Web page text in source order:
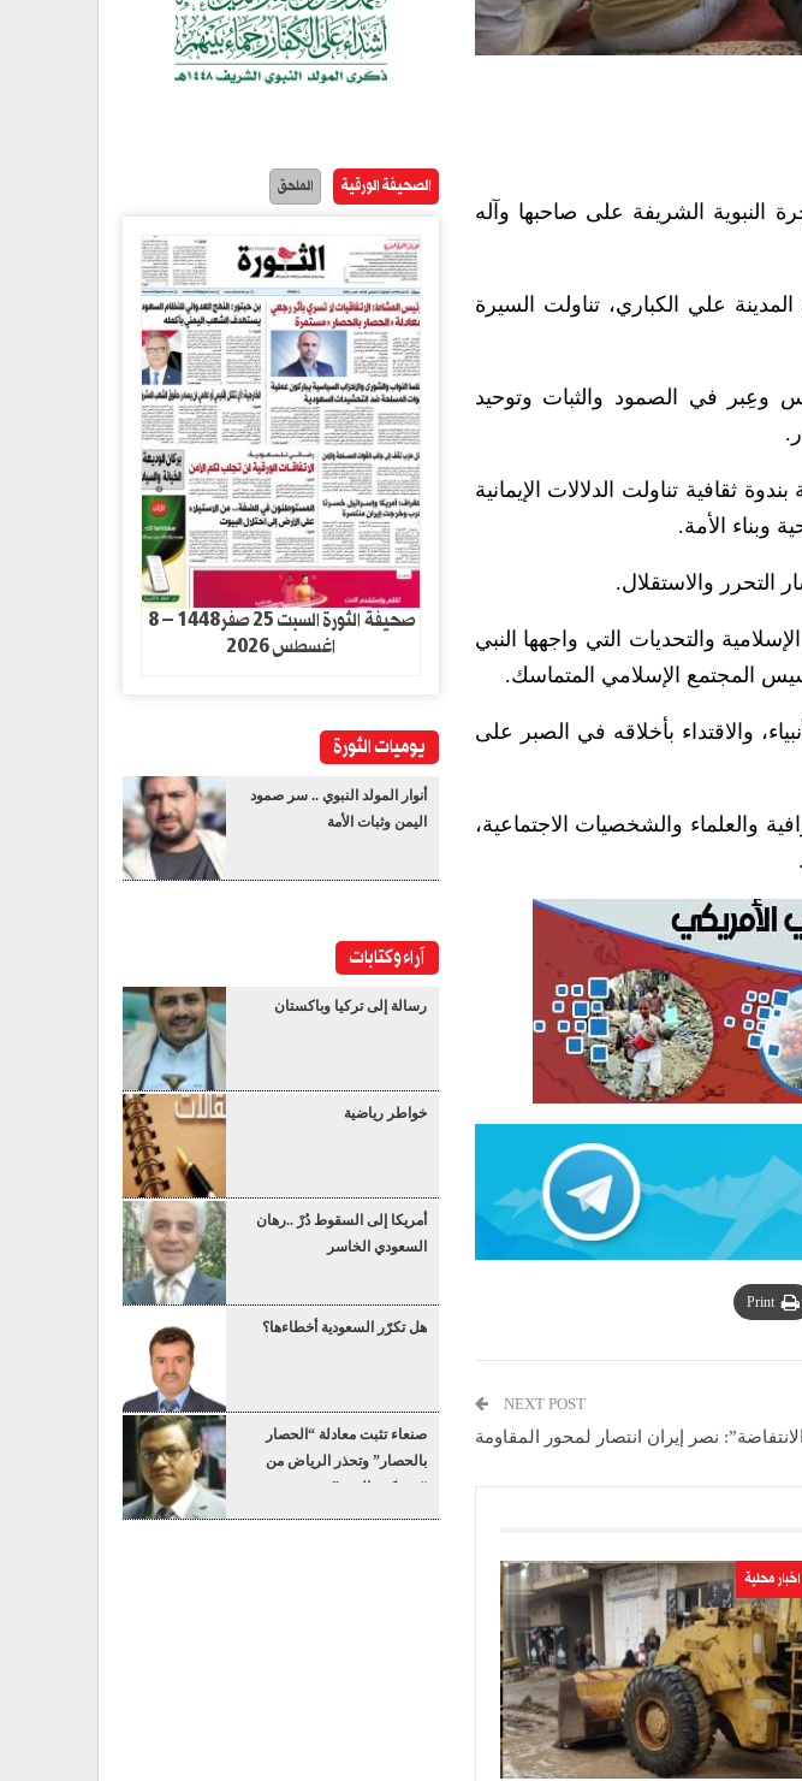
الشريفة على صاحبها وآله
علي الكباري، تناولت السيرة
وعِبر في الصمود والثبات وتوحيد
ثقافية تناولت الدلالات الإيمانية
وبناء الأمة.
التحرر والاستقلال.
والتحديات التي واجهها النبي
المجتمع الإسلامي المتماسك.
والاقتداء بأخلاقه في الصبر على
والعلماء والشخصيات الاجتماعية،
Print
NEXT POST
نصر إيران انتصار لمحور المقاومة
اخبار محلية
الصحيفة الورقية الملحق
صحيفة الثورة السبت 25 صفر1448 – 8
اغسطس 2026
يوميات الثورة
أنوار المولد النبوي .. سر صمود
اليمن وثبات الأمة
آراء وكتابات
رسالة إلى تركيا وباكستان
خواطر رياضية
أمريكا إلى السقوط دُرْ ..رهان
السعودي الخاسر
هل تكرّر السعودية أخطاءها؟
صنعاء تثبت معادلة “الحصار
بالحصار” وتحذر الرياض من
“عسكرة البحر”